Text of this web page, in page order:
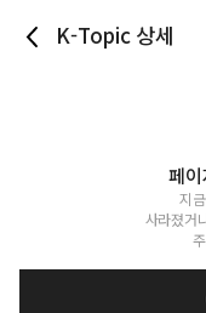
K-Topic 상세
페
지
사라졌거